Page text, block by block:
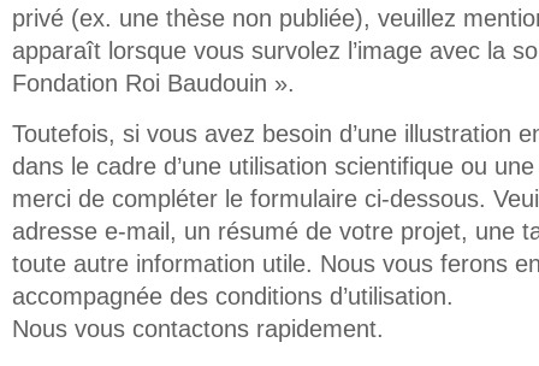
privé (ex. une thèse non publiée), veuillez
apparaît lorsque vous survolez l’image avec la
Fondation Roi Baudouin ».
Toutefois, si vous avez besoin d’une illustration
dans le cadre d’une utilisation scientifique ou
merci de compléter le formulaire ci-dessous.
adresse e-mail, un résumé de votre projet, une
toute autre information utile. Nous vous ferons
accompagnée des conditions d’utilisation.
Nous vous contactons rapidement.